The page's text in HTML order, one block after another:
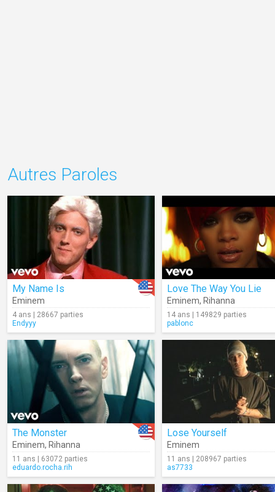
Autres Paroles
My Name Is
Eminem
4 ans | 28667 parties
Endyyy
Love The Way You Lie
Eminem, Rihanna
14 ans | 149829 parties
pablonc
The Monster
Eminem, Rihanna
11 ans | 63072 parties
eduardo.rocha.rih
Lose Yourself
Eminem
11 ans | 208967 parties
as7733